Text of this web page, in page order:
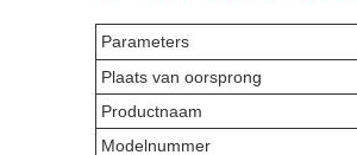
Parameters
Plaats van oorsprong
Productnaam
Modelnummer